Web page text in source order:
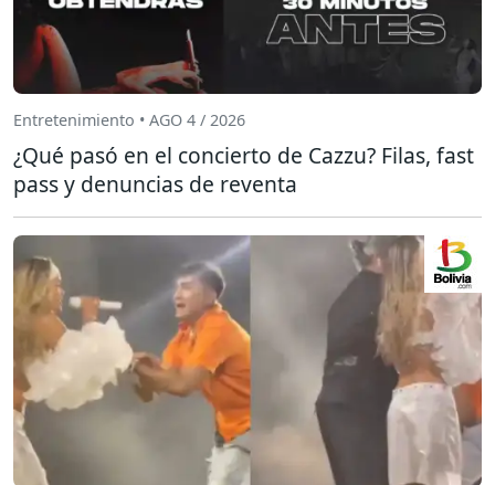
Entretenimiento • AGO 4 / 2026
¿Qué pasó en el concierto de Cazzu? Filas, fast
pass y denuncias de reventa